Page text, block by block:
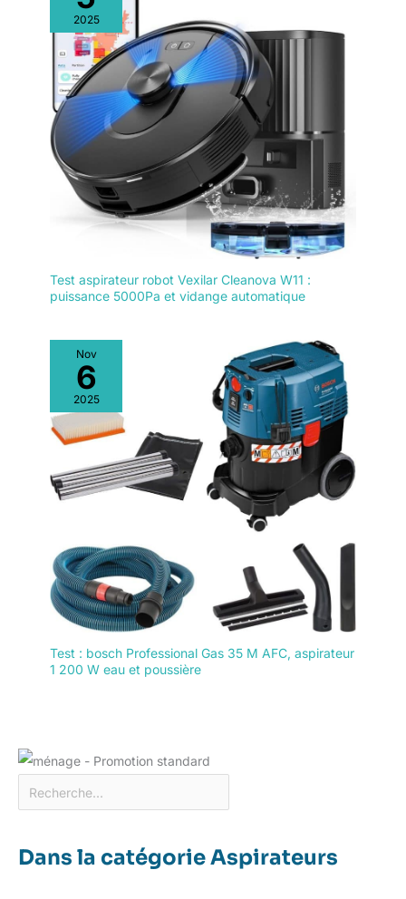
2025
Test aspirateur robot Vexilar Cleanova W11 :
puissance 5000Pa et vidange automatique
Nov
6
2025
Test : bosch Professional Gas 35 M AFC, aspirateur
1 200 W eau et poussière
Dans la catégorie Aspirateurs